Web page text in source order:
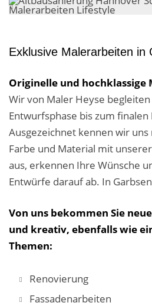
Exklusive Malerarbeiten in
Originelle und
Wir von Maler Heyse
Entwurfsphase bis zum finalen
Ausgezeichnet kennen wir
Farbe und Material mit
aus, erkennen Ihre Wünsche
Entwürfe darauf ab. In
Von uns bekommen Sie
und kreativ, ebenfalls wie
Themen:
Renovierung
Fassadenarbeiten